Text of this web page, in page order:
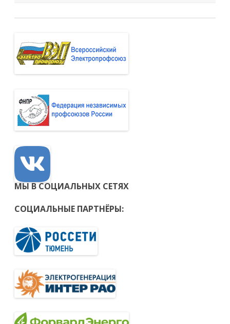
МЫ В СОЦИАЛЬНЫХ СЕТЯХ
СОЦИАЛЬНЫЕ ПАРТНЁРЫ: